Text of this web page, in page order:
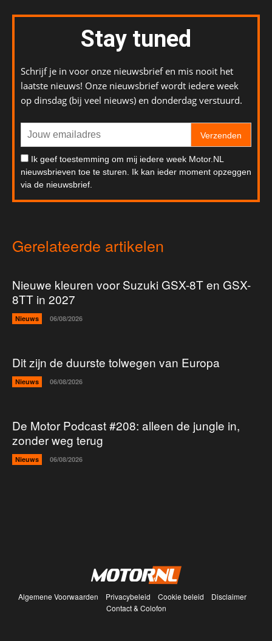
Stay tuned
Schrijf je in voor onze nieuwsbrief en mis nooit het
laatste nieuws! Onze nieuwsbrief wordt iedere week
op dinsdag (bij veel nieuws) en donderdag verstuurd.
Verzenden
Ik geef toestemming om mij iedere week Motor.NL
nieuwsbrieven toe te sturen. Ik kan ieder moment opzeggen
via de nieuwsbrief.
Gerelateerde artikelen
Nieuwe kleuren voor Suzuki GSX-8T en GSX-
8TT in 2027
Nieuws 06/08/2026
Dit zijn de duurste tolwegen van Europa
Nieuws 06/08/2026
De Motor Podcast #208: alleen de jungle in,
zonder weg terug
Nieuws 06/08/2026
Algemene Voorwaarden Privacybeleid Cookie beleid
Disclaimer
Contact & Colofon